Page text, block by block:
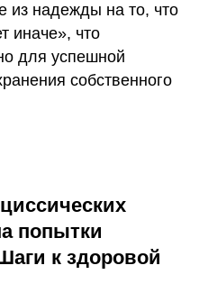
из надежды на то, что
иначе», что
для успешной
собственного
попытки
к здоровой